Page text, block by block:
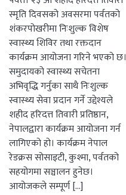
स्मृति दिवसको अवसरमा पर्वतको
शंकरपोखरीमा निःशुल्क विशेष
स्वास्थ्य शिविर तथा रक्तदान
कार्यक्रम आयोजना गरिने भएको छ।
समुदायको स्वास्थ्य सचेतना
अभिवृद्धि गर्नुका साथै निःशुल्क
स्वास्थ्य सेवा प्रदान गर्ने उद्देश्यले
शहीद हरिदत्त तिवारी प्रतिष्ठान,
नेपालद्वारा कार्यक्रम आयोजना गर्न
लागिएको हो। कार्यक्रम नेपाल
रेडक्रस सोसाइटी, कुश्मा, पर्वतको
सहयोगमा सञ्चालन हुनेछ।
आयोजकले सम्पूर्ण […]